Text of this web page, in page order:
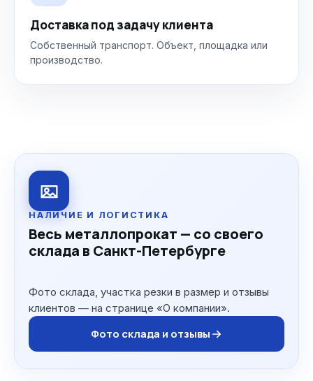
Доставка под задачу клиента
Собственный транспорт. Объект, площадка или
производство.
НАЛИЧИЕ И ЛОГИСТИКА
Весь металлопрокат — со своего
склада в Санкт-Петербурге
Фото склада, участка резки в размер и отзывы
клиентов — на странице «О компании».
Фото склада и отзывы